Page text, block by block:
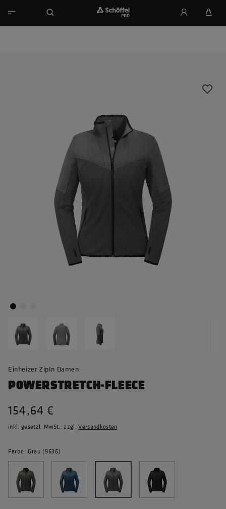
Einheizer ZipIn Damen
POWERSTRETCH-FLEECE
154,64 €
inkl. gesetzl. MwSt., zzgl.Versandkosten
Farbe: Grau (9636)